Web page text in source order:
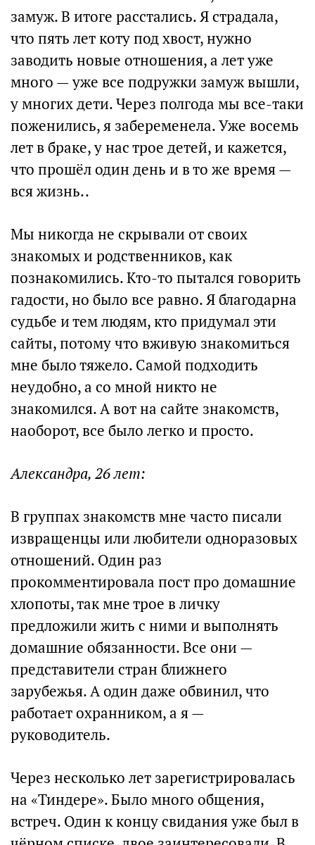
замуж. В итоге расстались. Я страдала,
что пять лет коту под хвост, нужно
заводить новые отношения, а лет уже
много — уже все подружки замуж вышли,
у многих дети. Через полгода мы все-таки
поженились, я забеременела. Уже восемь
лет в браке, у нас трое детей, и кажется,
что прошёл один день и в то же время —
вся жизнь..
Мы никогда не скрывали от своих
знакомых и родственников, как
познакомились. Кто-то пытался говорить
гадости, но было все равно. Я благодарна
судьбе и тем людям, кто придумал эти
сайты, потому что вживую знакомиться
мне было тяжело. Самой подходить
неудобно, а со мной никто не
знакомился. А вот на сайте знакомств,
наоборот, все было легко и просто.
Александра, 26 лет:
В группах знакомств мне часто писали
извращенцы или любители одноразовых
отношений. Один раз
прокомментировала пост про домашние
хлопоты, так мне трое в личку
предложили жить с ними и выполнять
домашние обязанности. Все они —
представители стран ближнего
зарубежья. А один даже обвинил, что
работает охранником, а я —
руководитель.
Через несколько лет зарегистрировалась
на «Тиндере». Было много общения,
встреч. Один к концу свидания уже был в